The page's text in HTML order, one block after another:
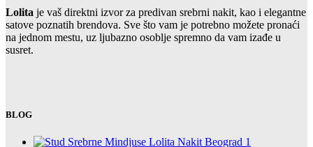
Lolita je vaš direktni izvor za predivan srebrni nakit, kao i elegantne
satove poznatih brendova. Sve što vam je potrebno možete pronaći
na jednom mestu, uz ljubazno osoblje spremno da vam izađe u
susret.
BLOG